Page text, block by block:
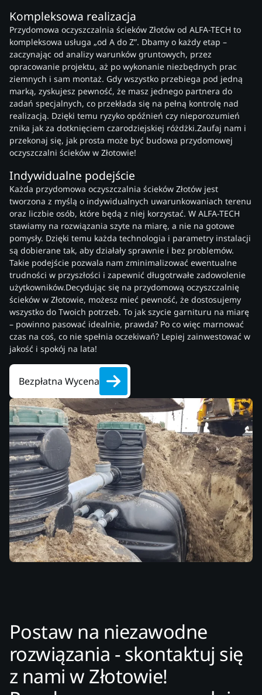
Kompleksowa realizacja
Przydomowa oczyszczalnia ścieków Złotów od ALFA-TECH to
kompleksowa usługa „od A do Z”. Dbamy o każdy etap –
zaczynając od analizy warunków gruntowych, przez
opracowanie projektu, aż po wykonanie niezbędnych prac
ziemnych i sam montaż. Gdy wszystko przebiega pod jedną
marką, zyskujesz pewność, że masz jednego partnera do
zadań specjalnych, co przekłada się na pełną kontrolę nad
realizacją. Dzięki temu ryzyko opóźnień czy nieporozumień
znika jak za dotknięciem czarodziejskiej różdżki.Zaufaj nam i
przekonaj się, jak prosta może być budowa przydomowej
oczyszczalni ścieków w Złotowie!
Indywidualne podejście
Każda przydomowa oczyszczalnia ścieków Złotów jest
tworzona z myślą o indywidualnych uwarunkowaniach terenu
oraz liczbie osób, które będą z niej korzystać. W ALFA-TECH
stawiamy na rozwiązania szyte na miarę, a nie na gotowe
pomysły. Dzięki temu każda technologia i parametry instalacji
są dobierane tak, aby działały sprawnie i bez problemów.
Takie podejście pozwala nam zminimalizować ewentualne
trudności w przyszłości i zapewnić długotrwałe zadowolenie
użytkowników.Decydując się na przydomową oczyszczalnię
ścieków w Złotowie, możesz mieć pewność, że dostosujemy
wszystko do Twoich potrzeb. To jak szycie garnituru na miarę
– powinno pasować idealnie, prawda? Po co więc marnować
czas na coś, co nie spełnia oczekiwań? Lepiej zainwestować w
jakość i spokój na lata!
Bezpłatna Wycena
Postaw na niezawodne
rozwiązania - skontaktuj się
z nami w Złotowie!